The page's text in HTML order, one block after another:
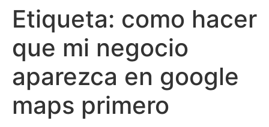
Etiqueta: como hacer
que mi negocio
aparezca en google
maps primero